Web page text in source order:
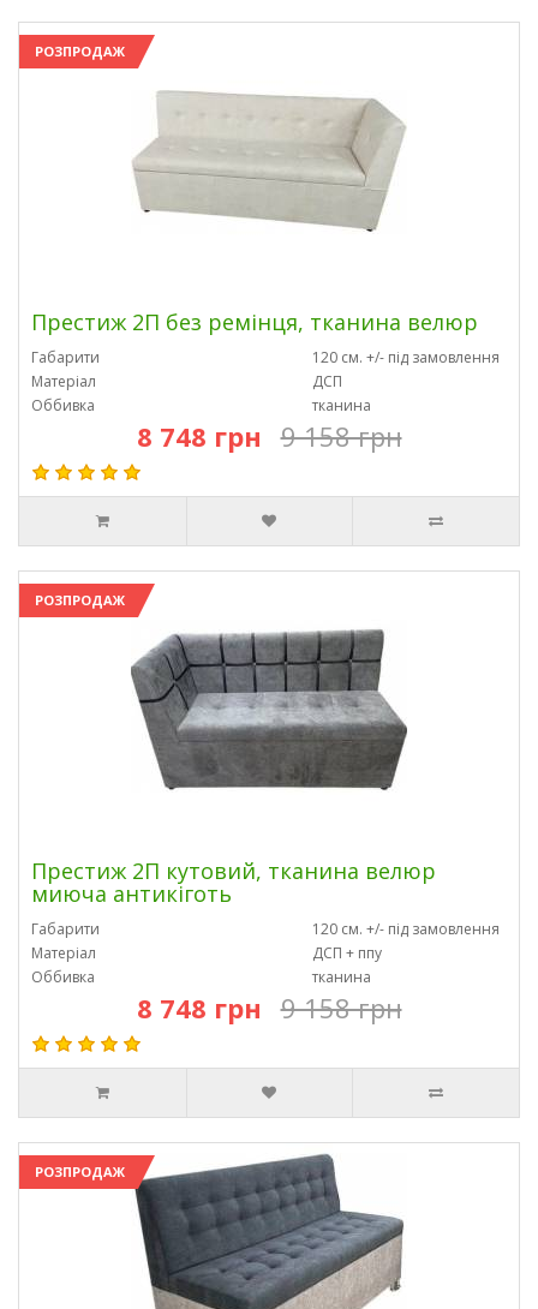
РОЗПРОДАЖ
Престиж 2П без ремінця, тканина велюр
Габарити
120 см. +/- під замовлення
Матеріал
ДСП
Оббивка
тканина
8 748 грн 9 158 грн
РОЗПРОДАЖ
Престиж 2П кутовий, тканина велюр
миюча антикіготь
Габарити
120 см. +/- під замовлення
Матеріал
ДСП + ппу
Оббивка
тканина
8 748 грн 9 158 грн
РОЗПРОДАЖ